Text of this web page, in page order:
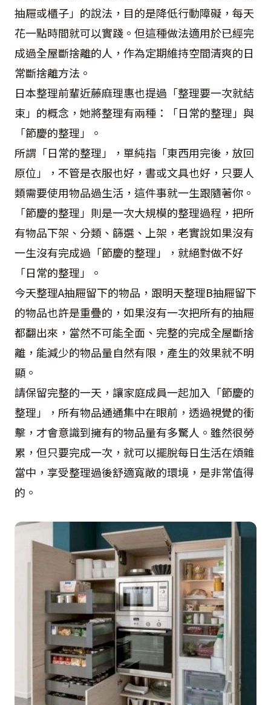
抽屜或櫃子」的說法，目的是降低行動障礙，每天
花一點時間就可以實踐。但這種做法適用於已經完
成過全屋斷捨離的人，作為定期維持空間清爽的日
常斷捨離方法。
日本整理前輩近藤麻理惠也提過「整理要一次就結
束」的概念，她將整理有兩種：「日常的整理」與
「節慶的整理」。
所謂「日常的整理」，單純指「東西用完後，放回
原位」，不管是衣服也好，書或文具也好，只要人
類需要使用物品過生活，這件事就一生跟隨著你。
「節慶的整理」則是一次大規模的整理過程，把所
有物品下架、分類、篩選、上架，老實說如果沒有
一生沒有完成過「節慶的整理」，就絕對做不好
「日常的整理」。
今天整理A抽屜留下的物品，跟明天整理B抽屜留下
的物品也許是重疊的，如果沒有一次把所有的抽屜
都翻出來，當然不可能全面、完整的完成全屋斷捨
離，能減少的物品量自然有限，產生的效果就不明
顯。
請保留完整的一天，讓家庭成員一起加入「節慶的
整理」，所有物品通通集中在眼前，透過視覺的衝
擊，才會意識到擁有的物品量有多驚人。雖然很勞
累，但只要完成一次，就可以擺脫每日生活在煩雜
當中，享受整理過後舒適寬敞的環境，是非常值得
的。